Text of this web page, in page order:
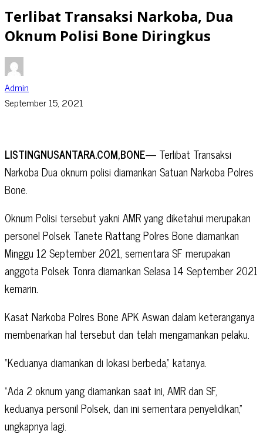
Terlibat Transaksi Narkoba, Dua
Oknum Polisi Bone Diringkus
Admin
September 15, 2021
LISTINGNUSANTARA.COM,BONE— Terlibat Transaksi
Narkoba Dua oknum polisi diamankan Satuan Narkoba Polres
Bone.
Oknum Polisi tersebut yakni AMR yang diketahui merupakan
personel Polsek Tanete Riattang Polres Bone diamankan
Minggu 12 September 2021, sementara SF merupakan
anggota Polsek Tonra diamankan Selasa 14 September 2021
kemarin.
Kasat Narkoba Polres Bone APK Aswan dalam keteranganya
membenarkan hal tersebut dan telah mengamankan pelaku.
“Keduanya diamankan di lokasi berbeda,” katanya.
“Ada 2 oknum yang diamankan saat ini, AMR dan SF,
keduanya personil Polsek, dan ini sementara penyelidikan,”
ungkapnya lagi.